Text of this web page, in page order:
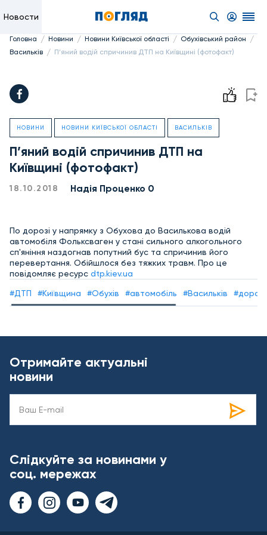
Новости
Головна / Новини / Новини Київської області / Обухівський район /
Васильків / П’яний водій спричинив ДТП на Київщині (фотофакт)
НОВИНИ НОВИНИ КИЇВСЬКОЇ ОБЛАСТІ ВАСИЛЬКІВ
П’яний водій спричинив ДТП на
Київщині (фотофакт)
18.10.2018 Надiя Проценко 0
По дорозі у напрямку з Обухова до Василькова водій
автомобіля Фольксваген у стані сильного алкогольного
сп'яніння наздогнав попутний бус та спричинив його
перевертання. Обійшлося без тяжких травм. Про це
повідомляє ресурс dtp.kiev.ua
#ДТП #Київщина #Обухів #автомобіль #Васильків
Отримайте актуальні
новини
Слідкуйте за новинами у
соц. мережах